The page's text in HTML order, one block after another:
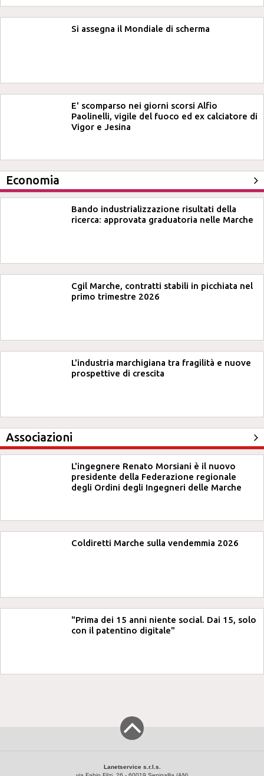
Si assegna il Mondiale di scherma
E' scomparso nei giorni scorsi Alfio
Paolinelli, vigile del fuoco ed ex calciatore di
Vigor e Jesina
Economia
Bando industrializzazione risultati della
ricerca: approvata graduatoria nelle Marche
Cgil Marche, contratti stabili in picchiata nel
primo trimestre 2026
L'industria marchigiana tra fragilità e nuove
prospettive di crescita
Associazioni
L'ingegnere Renato Morsiani è il nuovo
presidente della Federazione regionale
degli Ordini degli Ingegneri delle Marche
Coldiretti Marche sulla vendemmia 2026
"Prima dei 15 anni niente social. Dai 15, solo
con il patentino digitale"
Lanetservice s.r.l.s.